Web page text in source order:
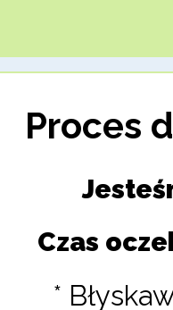
Proces
Czas
*